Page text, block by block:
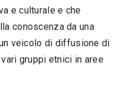
e culturale e che
conoscenza da una
veicolo di diffusione di
gruppi etnici in aree